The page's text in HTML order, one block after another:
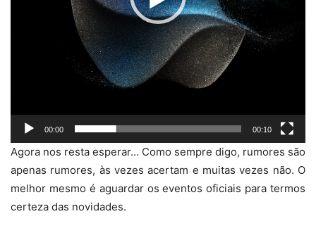
00:00 00:10
Agora nos resta esperar… Como sempre digo, rumores são
apenas rumores, às vezes acertam e muitas vezes não. O
melhor mesmo é aguardar os eventos oficiais para termos
certeza das novidades.